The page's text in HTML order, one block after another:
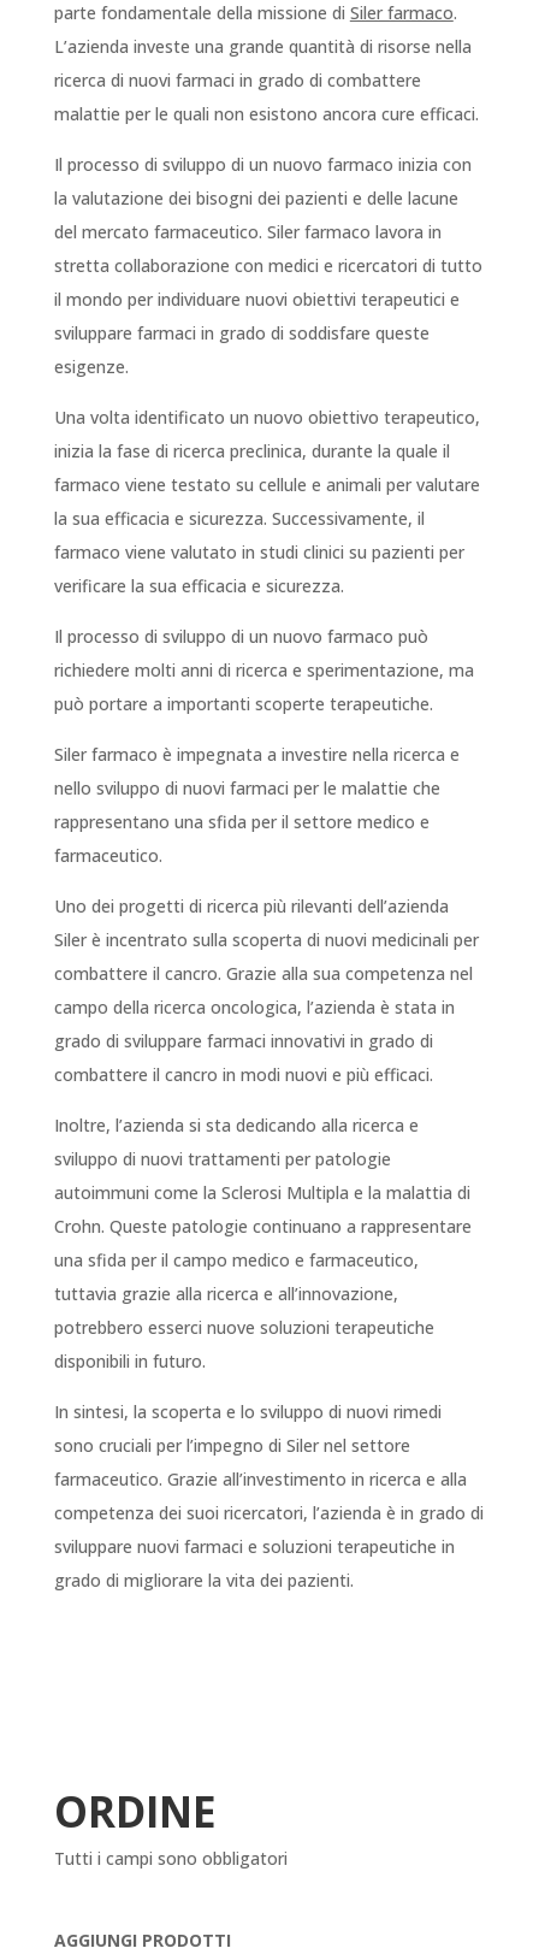
parte fondamentale della missione di Siler farmaco.
L’azienda investe una grande quantità di risorse nella
ricerca di nuovi farmaci in grado di combattere
malattie per le quali non esistono ancora cure efficaci.
Il processo di sviluppo di un nuovo farmaco inizia con
la valutazione dei bisogni dei pazienti e delle lacune
del mercato farmaceutico. Siler farmaco lavora in
stretta collaborazione con medici e ricercatori di tutto
il mondo per individuare nuovi obiettivi terapeutici e
sviluppare farmaci in grado di soddisfare queste
esigenze.
Una volta identificato un nuovo obiettivo terapeutico,
inizia la fase di ricerca preclinica, durante la quale il
farmaco viene testato su cellule e animali per valutare
la sua efficacia e sicurezza. Successivamente, il
farmaco viene valutato in studi clinici su pazienti per
verificare la sua efficacia e sicurezza.
Il processo di sviluppo di un nuovo farmaco può
richiedere molti anni di ricerca e sperimentazione, ma
può portare a importanti scoperte terapeutiche.
Siler farmaco è impegnata a investire nella ricerca e
nello sviluppo di nuovi farmaci per le malattie che
rappresentano una sfida per il settore medico e
farmaceutico.
Uno dei progetti di ricerca più rilevanti dell’azienda
Siler è incentrato sulla scoperta di nuovi medicinali per
combattere il cancro. Grazie alla sua competenza nel
campo della ricerca oncologica, l’azienda è stata in
grado di sviluppare farmaci innovativi in grado di
combattere il cancro in modi nuovi e più efficaci.
Inoltre, l’azienda si sta dedicando alla ricerca e
sviluppo di nuovi trattamenti per patologie
autoimmuni come la Sclerosi Multipla e la malattia di
Crohn. Queste patologie continuano a rappresentare
una sfida per il campo medico e farmaceutico,
tuttavia grazie alla ricerca e all’innovazione,
potrebbero esserci nuove soluzioni terapeutiche
disponibili in futuro.
In sintesi, la scoperta e lo sviluppo di nuovi rimedi
sono cruciali per l’impegno di Siler nel settore
farmaceutico. Grazie all’investimento in ricerca e alla
competenza dei suoi ricercatori, l’azienda è in grado di
sviluppare nuovi farmaci e soluzioni terapeutiche in
grado di migliorare la vita dei pazienti.
ORDINE
Tutti i campi sono obbligatori
AGGIUNGI PRODOTTI